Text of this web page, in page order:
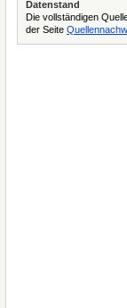
Datenstand
Die vollständigen
der Seite